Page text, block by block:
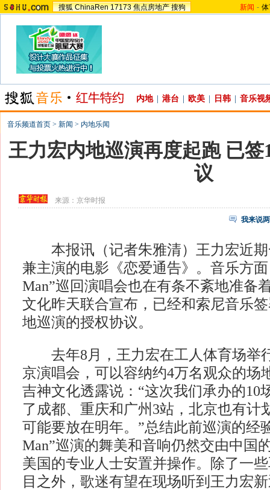
搜狐 ChinaRen 17173 焦点房地产 搜狗 新闻 -
内地 港台 欧美 日韩 音乐视
音乐频道首页 > 新闻 > 内地乐闻
王力宏内地巡演再度起跑 已签
议
来源：京华时报
我来说
本报讯（记者朱雅清）王力宏近期
兼主演的电影《恋爱通告》。音乐方
Man”巡回演唱会也在有条不紊地准备
文化昨天联合宣布，已经和索尼音乐
地巡演的授权协议。
去年8月，王力宏在工人体育场举行
京演唱会，可以容纳约4万名观众的场
吉神文化透露说：“这次我们承办的10
了成都、重庆和广州3站，北京也有计
可能要放在明年。”总结此前巡演的经
Man”巡演的舞美和音响仍然交由中国
美国的专业人士安置并操作。除了一
目之外，歌迷有望在现场听到王力宏